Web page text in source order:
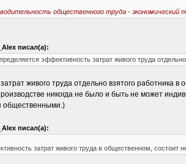
общественного труда -
писал(а):
эффективность затрат живого труда
живого труда отдельно взятого работника
никогда не было и быть не может
общественными.)
писал(а):
затрат живого труда в общественном, состоит